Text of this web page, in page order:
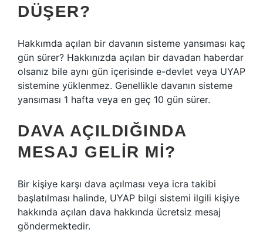
DÜŞER?
Hakkımda açılan bir davanın sisteme yansıması kaç
gün sürer? Hakkınızda açılan bir davadan haberdar
olsanız bile aynı gün içerisinde e-devlet veya UYAP
sistemine yüklenmez. Genellikle davanın sisteme
yansıması 1 hafta veya en geç 10 gün sürer.
DAVA AÇILDIĞINDA
MESAJ GELIR MI?
Bir kişiye karşı dava açılması veya icra takibi
başlatılması halinde, UYAP bilgi sistemi ilgili kişiye
hakkında açılan dava hakkında ücretsiz mesaj
göndermektedir.